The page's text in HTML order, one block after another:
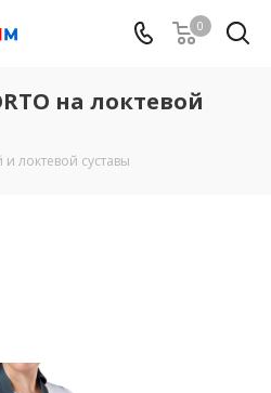
0
на локтевой
локтевой суставы